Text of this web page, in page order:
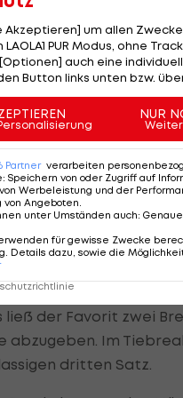
Bronze.
ersehnte
man die Erleichterung
gestellt hatte.
ähnlich
die aktuelle
stark auf und
ließ der Favorit zwei
abzugeben. Im
dritten Satz.
Akzeptieren] um allen
PUR Modus, ohne
auch eine
Button links unten bzw.
NUR
Weiter
Partner verarbeiten
: Speichern von oder Zugriff auf
Werbeleistung und der
von Angeboten
unter Umständen auch:
für gewisse Zwecke
Details dazu, sowie die